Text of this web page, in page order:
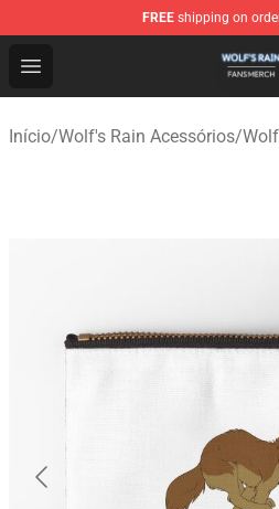
FREE shipping on
Open menu
Wolf's Rain Shop - Official
Início/Wolf's Rain Acessórios/